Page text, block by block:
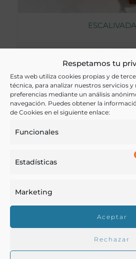
Respetamos tu
Esta web utiliza cookies propias y de
técnica, para analizar nuestros servicios
preferencias mediante un análisis
navegación. Puedes obtener la
de Cookies en el siguiente enlace:
Funcionales
Estadísticas
Marketing
Aceptar
Rechazar
ESCALIVADA
Cataluña
VER RECETA